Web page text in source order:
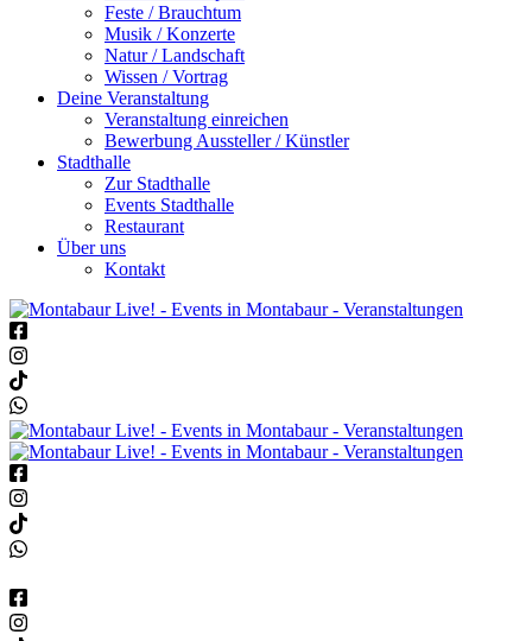
Feste / Brauchtum
Musik / Konzerte
Natur / Landschaft
Wissen / Vortrag
Deine Veranstaltung
Veranstaltung einreichen
Bewerbung Aussteller / Künstler
Stadthalle
Zur Stadthalle
Events Stadthalle
Restaurant
Über uns
Kontakt